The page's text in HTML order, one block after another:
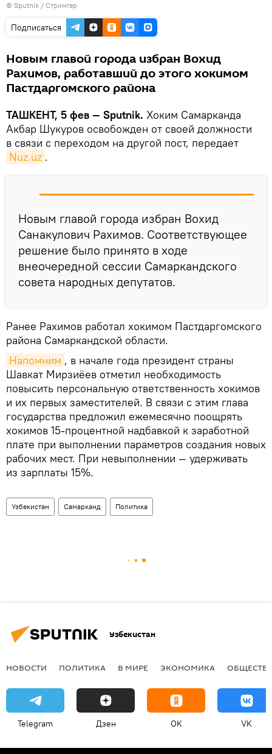
© Sputnik / Стрингер
Подписаться
Новым главой города избран Вохид
Рахимов, работавший до этого хокимом
Пастдаргомского района
ТАШКЕНТ, 5 фев — Sputnik. Хоким Самарканда
Акбар Шукуров освобожден от своей должности
в связи с переходом на другой пост, передает
Nuz.uz .
Новым главой города избран Вохид
Санакулович Рахимов. Соответствующее
решение было принято в ходе
внеочередной сессии Самаркандского
совета народных депутатов.
Ранее Рахимов работал хокимом Пастдаргомского
района Самаркандской области.
Напомним , в начале года президент страны
Шавкат Мирзиёев отметил необходимость
повысить персональную ответственность хокимов
и их первых заместителей. В связи с этим глава
государства предложил ежемесячно поощрять
хокимов 15-процентной надбавкой к заработной
плате при выполнении параметров создания новых
рабочих мест. При невыполнении — удерживать
из зарплаты 15%.
Узбекистан Самарканд Политика
Узбекистан
НОВОСТИ ПОЛИТИКА В МИРЕ ЭКОНОМИКА
Telegram Дзен OK VK